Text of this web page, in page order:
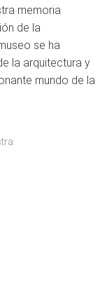
memoria
de la
se ha
la arquitectura y
mundo de la